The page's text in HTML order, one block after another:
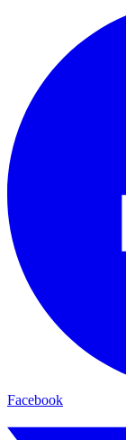
Facebook